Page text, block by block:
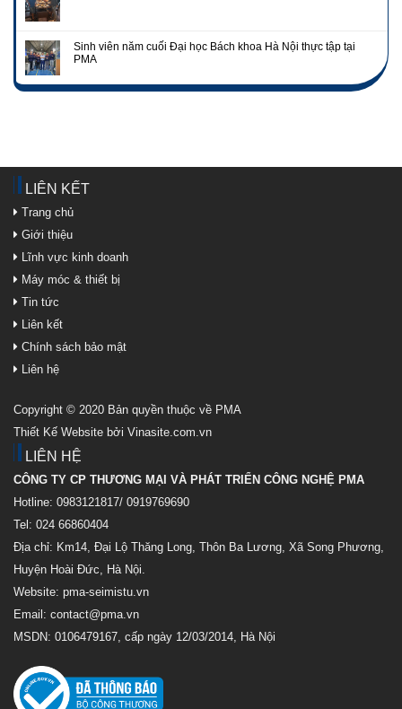
Sinh viên năm cuối Đại học Bách khoa Hà Nội thực tập tại
PMA
LIÊN KẾT
Trang chủ
Giới thiệu
Lĩnh vực kinh doanh
Máy móc & thiết bị
Tin tức
Liên kết
Chính sách bảo mật
Liên hệ
Copyright © 2020 Bản quyền thuộc về PMA
Thiết Kế Website bởi Vinasite.com.vn
LIÊN HỆ
CÔNG TY CP THƯƠNG MẠI VÀ PHÁT TRIỂN CÔNG NGHỆ PMA
Hotline: 0983121817/ 0919769690
Tel: 024 66860404
Địa chỉ: Km14, Đại Lộ Thăng Long, Thôn Ba Lương, Xã Song Phương,
Huyện Hoài Đức, Hà Nội.
Website: pma-seimistu.vn
Email: contact@pma.vn
MSDN: 0106479167, cấp ngày 12/03/2014, Hà Nội